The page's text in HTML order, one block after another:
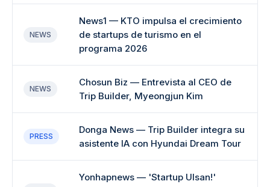
NEWS
News1 — KTO impulsa el crecimiento
de startups de turismo en el
programa 2026
NEWS
Chosun Biz — Entrevista al CEO de
Trip Builder, Myeongjun Kim
PRESS
Donga News — Trip Builder integra su
asistente IA con Hyundai Dream Tour
Yonhapnews — 'Startup Ulsan!'